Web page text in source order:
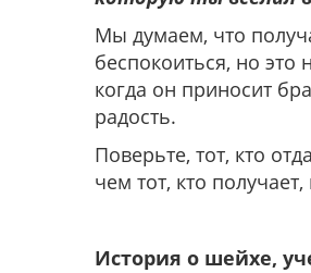
Мы думаем, что
беспокоиться, но это
когда он приносит
радость.
Поверьте, тот, кто
чем тот, кто
История о шейхе,